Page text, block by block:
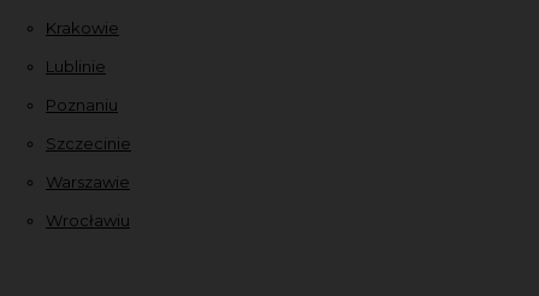
Krakowie
Lublinie
Poznaniu
Szczecinie
Warszawie
Wrocławiu